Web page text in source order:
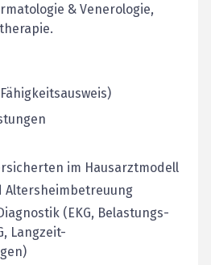
& Venerologie,
im Hausarztmodell
Altersheimbetreuung
(EKG, Belastungs-
Langzeit-